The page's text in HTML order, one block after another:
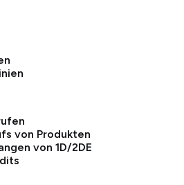
von Produkten
von 1D/2DE